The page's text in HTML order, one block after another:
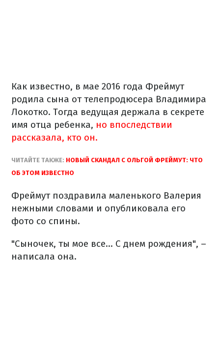
Как известно, в мае 2016 года Фреймут
родила сына от телепродюсера Владимира
Локотко. Тогда ведущая держала в секрете
имя отца ребенка, но впоследствии
рассказала, кто он.
ЧИТАЙТЕ ТАКЖЕ: НОВЫЙ СКАНДАЛ С ОЛЬГОЙ ФРЕЙМУТ: ЧТО
ОБ ЭТОМ ИЗВЕСТНО
Фреймут поздравила маленького Валерия
нежными словами и опубликовала его
фото со спины.
"Сыночек, ты мое все... С днем рождения", –
написала она.